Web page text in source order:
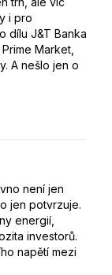
i pro
dílu J&T Banka
Market,
A nešlo jen o
není jen
jen potvrzuje.
energií,
investorů.
napětí mezi